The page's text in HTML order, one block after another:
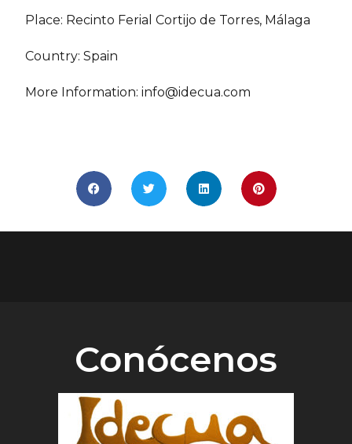
Place: Recinto Ferial Cortijo de Torres, Málaga
Country: Spain
More Information:info@idecua.com
Conócenos